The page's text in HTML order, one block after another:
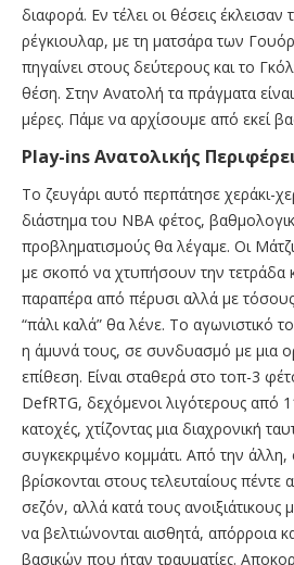
διαφορά. Εν τέλει οι θέσεις έκλεισαν
ρέγκιουλαρ, με τη ματσάρα των
πηγαίνει στους δεύτερους και το
θέση. Στην Ανατολή τα πράγματα
μέρες. Πάμε να αρχίσουμε από εκεί
Play-ins Ανατολικής
Το ζευγάρι αυτό περπάτησε χεράκι-
διάστημα του ΝΒΑ φέτος,
προβληματισμούς θα λέγαμε. Οι
με σκοπό να χτυπήσουν την τετράδα
παραπέρα από πέρυσι αλλά με
“πάλι καλά” θα λένε. Το αγωνιστικό
η άμυνά τους, σε συνδυασμό με μια
επίθεση. Είναι σταθερά στο τοπ-3
DefRTG, δεχόμενοι λιγότερους από
κατοχές, χτίζοντας μια διαχρονική
συγκεκριμένο κομμάτι. Από την άλλη,
βρίσκονται στους τελευταίους πέντε
σεζόν, αλλά κατά τους ανοιξιάτικους
να βελτιώνονται αισθητά, απόρροια
βασικών που ήταν τραυματίες.